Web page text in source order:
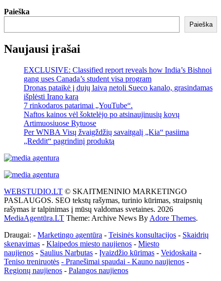
Paieška
Paieška
Naujausi įrašai
EXCLUSIVE: Classified report reveals how India’s Bishnoi
gang uses Canada’s student visa program
Dronas pataikė į dujų laivą netoli Sueco kanalo, grasindamas
išplėsti Irano karą
7 rinkodaros patarimai „YouTube“.
Naftos kainos vėl šoktelėjo po atsinaujinusių kovų
Artimuosiuose Rytuose
Per WNBA Visų žvaigždžių savaitgalį „Kia“ pasiima
„Reddit“ pagrindinį produktą
WEBSTUDIO.LT © SKAITMENINIO MARKETINGO
PASLAUGOS. SEO tekstų rašymas, turinio kūrimas, straipsnių
rašymas ir talpinimas į mūsų valdomas svetaines. 2026
MediaAgentūra.LT Theme: Archive News By Adore Themes.
Draugai: - Marketingo agentūra - Teisinės konsultacijos - Skaidrių
skenavimas - Klaipedos miesto naujienos - Miesto
naujienos - Saulius Narbutas - Įvaizdžio kūrimas - Veidoskaita -
Teniso treniruotės - Pranešimai spaudai - Kauno naujienos -
Regionų naujienos - Palangos naujienos